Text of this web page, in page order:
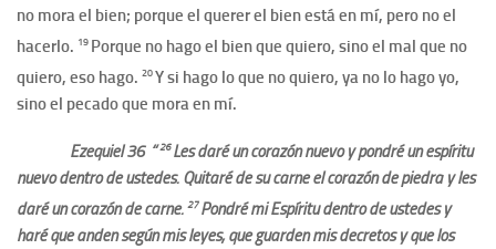
no mora el bien; porque el querer el bien está en mí, pero no el
hacerlo. 19 Porque no hago el bien que quiero, sino el mal que no
quiero, eso hago. 20Y si hago lo que no quiero, ya no lo hago yo,
sino el pecado que mora en mí.
Ezequiel 36 “26Les daré un corazón nuevo y pondré un espíritu
nuevo dentro de ustedes. Quitaré de su carne el corazón de piedra y les
daré un corazón de carne. 27Pondré mi Espíritu dentro de ustedes y
haré que anden según mis leyes, que guarden mis decretos y que los